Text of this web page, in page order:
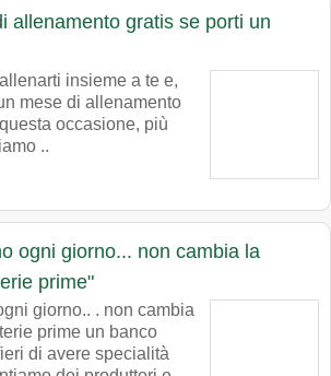
allenamento gratis se porti un
insieme a te e,
mese di allenamento
occasione, più
..
ogni giorno... non cambia la
prime"
giorno.. . non cambia
prime un banco
di avere specialità